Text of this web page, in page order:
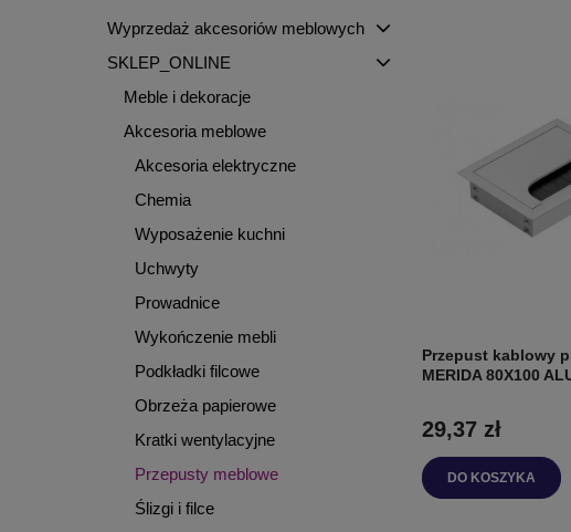
Wyprzedaż akcesoriów meblowych
SKLEP_ONLINE
Meble i dekoracje
Akcesoria meblowe
Akcesoria elektryczne
Chemia
Wyposażenie kuchni
Uchwyty
Prowadnice
Wykończenie mebli
Podkładki filcowe
Obrzeża papierowe
Kratki wentylacyjne
Przepusty meblowe
Ślizgi i filce
Przepust kablowy
MERIDA 80X100
29,37 zł
DO KOSZYKA